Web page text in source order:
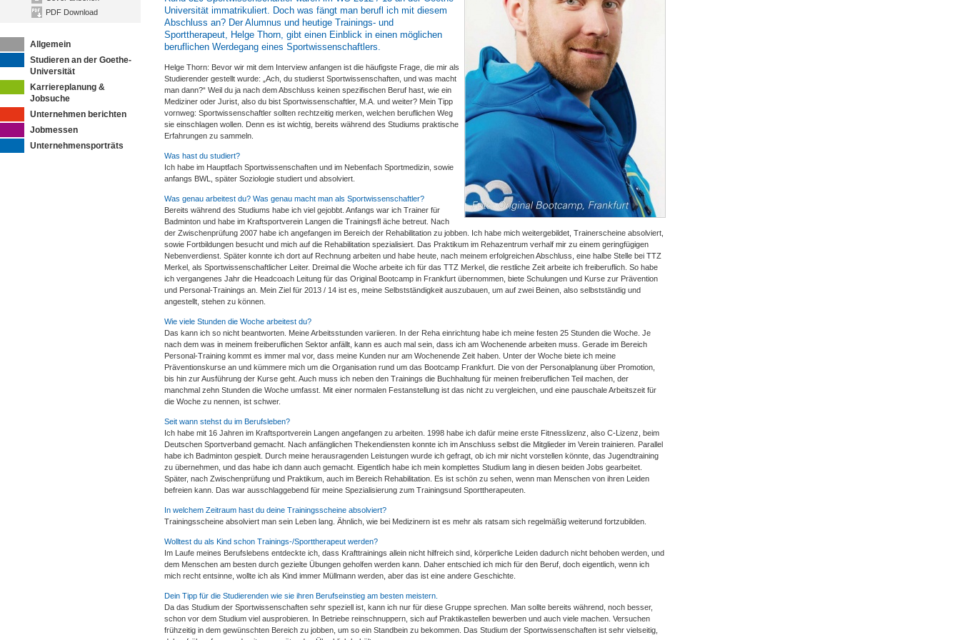
PDF Download
Allgemein
Studieren an der Goethe-
Universität
Karriereplanung &
Jobsuche
Unternehmen berichten
Jobmessen
Unternehmensporträts
Universität immatrikuliert. Doch was fängt man berufl ich mit diesem
Abschluss an? Der Alumnus und heutige Trainings- und
Sporttherapeut, Helge Thorn, gibt einen Einblick in einen möglichen
beruflichen Werdegang eines Sportwissenschaftlers.
Helge Thorn: Bevor wir mit dem Interview anfangen ist die häufigste Frage, die mir als
Studierender gestellt wurde: „Ach, du studierst Sportwissenschaften, und was macht
man dann?“ Weil du ja nach dem Abschluss keinen spezifischen Beruf hast, wie ein
Mediziner oder Jurist, also du bist Sportwissenschaftler, M.A. und weiter? Mein Tipp
vornweg: Sportwissenschaftler sollten rechtzeitig merken, welchen beruflichen Weg
sie einschlagen wollen. Denn es ist wichtig, bereits während des Studiums praktische
Erfahrungen zu sammeln.
Was hast du studiert?
Ich habe im Hauptfach Sportwissenschaften und im Nebenfach Sportmedizin, sowie
anfangs BWL, später Soziologie studiert und absolviert.
Was genau arbeitest du? Was genau macht man als Sportwissenschaftler?
Bereits während des Studiums habe ich viel gejobbt. Anfangs war ich Trainer für
Badminton und habe im Kraftsportverein Langen die Trainingsfl äche betreut. Nach
der Zwischenprüfung 2007 habe ich angefangen im Bereich der Rehabilitation zu jobben. Ich habe mich weitergebildet, Trainerscheine absolviert,
sowie Fortbildungen besucht und mich auf die Rehabilitation spezialisiert. Das Praktikum im Rehazentrum verhalf mir zu einem geringfügigen
Nebenverdienst. Später konnte ich dort auf Rechnung arbeiten und habe heute, nach meinem erfolgreichen Abschluss, eine halbe Stelle bei TTZ
Merkel, als Sportwissenschaftlicher Leiter. Dreimal die Woche arbeite ich für das TTZ Merkel, die restliche Zeit arbeite ich freiberuflich. So habe
ich vergangenes Jahr die Headcoach Leitung für das Original Bootcamp in Frankfurt übernommen, biete Schulungen und Kurse zur Prävention
und Personal-Trainings an. Mein Ziel für 2013 / 14 ist es, meine Selbstständigkeit auszubauen, um auf zwei Beinen, also selbstständig und
angestellt, stehen zu können.
Wie viele Stunden die Woche arbeitest du?
Das kann ich so nicht beantworten. Meine Arbeitsstunden variieren. In der Reha einrichtung habe ich meine festen 25 Stunden die Woche. Je
nach dem was in meinem freiberuflichen Sektor anfällt, kann es auch mal sein, dass ich am Wochenende arbeiten muss. Gerade im Bereich
Personal-Training kommt es immer mal vor, dass meine Kunden nur am Wochenende Zeit haben. Unter der Woche biete ich meine
Präventionskurse an und kümmere mich um die Organisation rund um das Bootcamp Frankfurt. Die von der Personalplanung über Promotion,
bis hin zur Ausführung der Kurse geht. Auch muss ich neben den Trainings die Buchhaltung für meinen freiberuflichen Teil machen, der
manchmal zehn Stunden die Woche umfasst. Mit einer normalen Festanstellung ist das nicht zu vergleichen, und eine pauschale Arbeitszeit für
die Woche zu nennen, ist schwer.
Seit wann stehst du im Berufsleben?
Ich habe mit 16 Jahren im Kraftsportverein Langen angefangen zu arbeiten. 1998 habe ich dafür meine erste Fitnesslizenz, also C-Lizenz, beim
Deutschen Sportverband gemacht. Nach anfänglichen Thekendiensten konnte ich im Anschluss selbst die Mitglieder im Verein trainieren. Parallel
habe ich Badminton gespielt. Durch meine herausragenden Leistungen wurde ich gefragt, ob ich mir nicht vorstellen könnte, das Jugendtraining
zu übernehmen, und das habe ich dann auch gemacht. Eigentlich habe ich mein komplettes Studium lang in diesen beiden Jobs gearbeitet.
Später, nach Zwischenprüfung und Praktikum, auch im Bereich Rehabilitation. Es ist schön zu sehen, wenn man Menschen von ihren Leiden
befreien kann. Das war ausschlaggebend für meine Spezialisierung zum Trainingsund Sporttherapeuten.
In welchem Zeitraum hast du deine Trainingsscheine absolviert?
Trainingsscheine absolviert man sein Leben lang. Ähnlich, wie bei Medizinern ist es mehr als ratsam sich regelmäßig weiterund fortzubilden.
Wolltest du als Kind schon Trainings-/Sporttherapeut werden?
Im Laufe meines Berufslebens entdeckte ich, dass Krafttrainings allein nicht hilfreich sind, körperliche Leiden dadurch nicht behoben werden, und
dem Menschen am besten durch gezielte Übungen geholfen werden kann. Daher entschied ich mich für den Beruf, doch eigentlich, wenn ich
mich recht entsinne, wollte ich als Kind immer Müllmann werden, aber das ist eine andere Geschichte.
Dein Tipp für die Studierenden wie sie ihren Berufseinstieg am besten meistern.
Da das Studium der Sportwissenschaften sehr speziell ist, kann ich nur für diese Gruppe sprechen. Man sollte bereits während, noch besser,
schon vor dem Studium viel ausprobieren. In Betriebe reinschnuppern, sich auf Praktikastellen bewerben und auch viele machen. Versuchen
frühzeitig in dem gewünschten Bereich zu jobben, um so ein Standbein zu bekommen. Das Studium der Sportwissenschaften ist sehr vielseitig,